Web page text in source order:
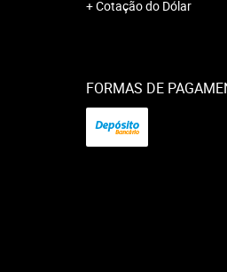
Cotação do Dólar
FORMAS DE